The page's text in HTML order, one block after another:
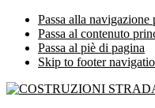
Passa alla navigazione
Passa al contenuto
Passa al piè di pagina
Skip to footer